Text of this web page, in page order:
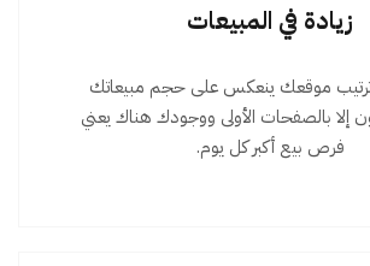
زيادة في المبيعات
موقعك ينعكس على حجم مبيعاتك
إلا بالصفحات الأولى ووجودك هناك يعني
فرص بيع أكبر كل يوم.